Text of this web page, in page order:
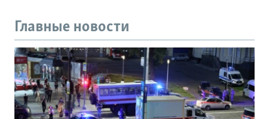
Главные новости